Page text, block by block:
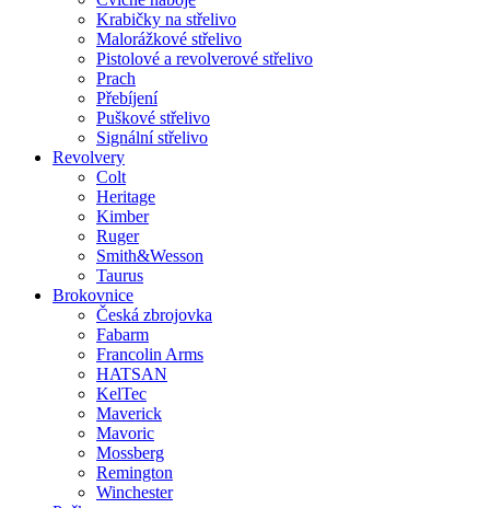
Krabičky na střelivo
Malorážkové střelivo
Pistolové a revolverové střelivo
Prach
Přebíjení
Puškové střelivo
Signální střelivo
Revolvery
Colt
Heritage
Kimber
Ruger
Smith&Wesson
Taurus
Brokovnice
Česká zbrojovka
Fabarm
Francolin Arms
HATSAN
KelTec
Maverick
Mavoric
Mossberg
Remington
Winchester